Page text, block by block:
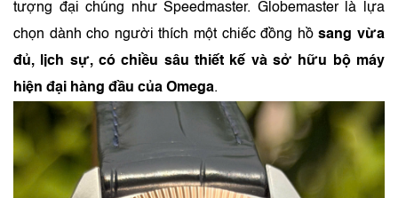
tượng đại chúng như Speedmaster. Globemaster là lựa
chọn dành cho người thích một chiếc đồng hồsang vừa
đủ, lịch sự, có chiều sâu thiết kế và sở hữu bộ máy
hiện đại hàng đầu của Omega.